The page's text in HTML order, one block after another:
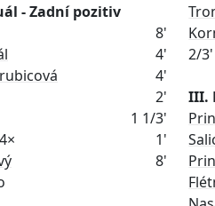
- Zadní pozitiv
8'
4'
4'
2'
1 1/3'
4×
1'
8'
2/
III.